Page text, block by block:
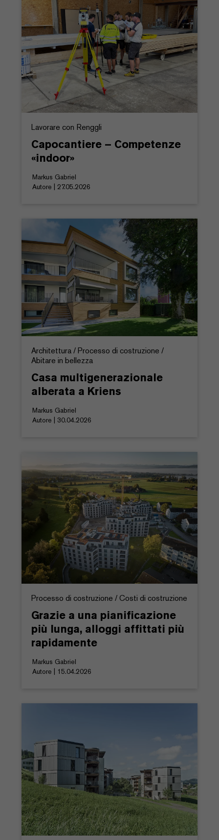
Lavorare con Renggli
Capocantiere – Competenze
«indoor»
Markus Gabriel
Autore | 27.05.2026
Architettura / Processo di costruzione /
Abitare in bellezza
Casa multigenerazionale
alberata a Kriens
Markus Gabriel
Autore | 30.04.2026
Processo di costruzione / Costi di costruzione
Grazie a una pianificazione
più lunga, alloggi affittati più
rapidamente
Markus Gabriel
Autore | 15.04.2026